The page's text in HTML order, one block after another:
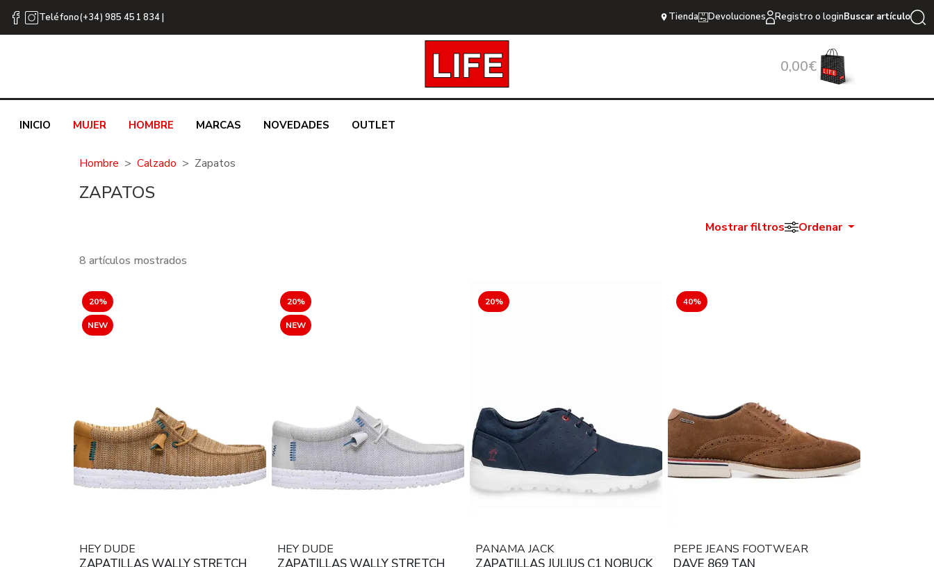
Teléfono(+34) 985 451 834 | Tienda Devoluciones Registro o loginBuscar artículo
0,00€
INICIO MUJER HOMBRE MARCAS NOVEDADES OUTLET
Hombre Calzado Zapatos
ZAPATOS
Mostrar filtros Ordenar
8 artículos mostrados
20%
NEW
HEY DUDE
20%
NEW
HEY DUDE
20%
PANAMA JACK
40%
PEPE JEANS FOOTWEAR